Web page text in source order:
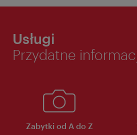
Usługi
Przydatne
Zabytki od A do Z